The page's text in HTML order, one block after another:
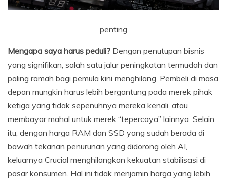
penting
Mengapa saya harus peduli? Dengan penutupan bisnis
yang signifikan, salah satu jalur peningkatan termudah dan
paling ramah bagi pemula kini menghilang. Pembeli di masa
depan mungkin harus lebih bergantung pada merek pihak
ketiga yang tidak sepenuhnya mereka kenali, atau
membayar mahal untuk merek “tepercaya” lainnya. Selain
itu, dengan harga RAM dan SSD yang sudah berada di
bawah tekanan penurunan yang didorong oleh AI,
keluarnya Crucial menghilangkan kekuatan stabilisasi di
pasar konsumen. Hal ini tidak menjamin harga yang lebih